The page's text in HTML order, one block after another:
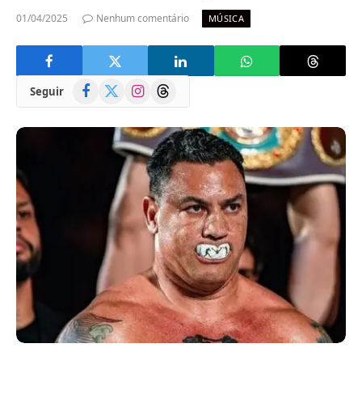
01/04/2025 Nenhum comentário MÚSICA
Seguir Facebook
(Twitter)
InstagramThreads